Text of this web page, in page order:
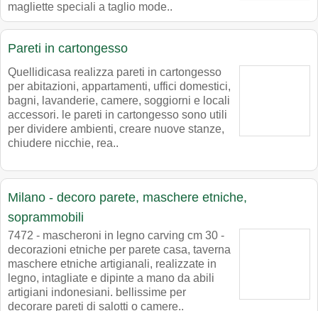
magliette speciali a taglio mode..
Pareti in cartongesso
Quellidicasa realizza pareti in cartongesso
per abitazioni, appartamenti, uffici domestici,
bagni, lavanderie, camere, soggiorni e locali
accessori. le pareti in cartongesso sono utili
per dividere ambienti, creare nuove stanze,
chiudere nicchie, rea..
Milano - decoro parete, maschere etniche,
soprammobili
7472 - mascheroni in legno carving cm 30 -
decorazioni etniche per parete casa, taverna
maschere etniche artigianali, realizzate in
legno, intagliate e dipinte a mano da abili
artigiani indonesiani. bellissime per
decorare pareti di salotti o camere..